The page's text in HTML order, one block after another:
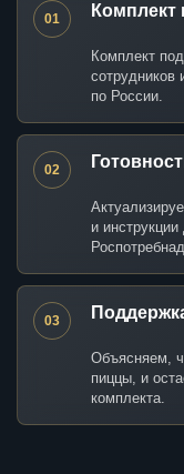
01 Комплект
Комплект
сотрудников
по России.
02
и
03
Объясняем,
пиццы, и
комплекта.